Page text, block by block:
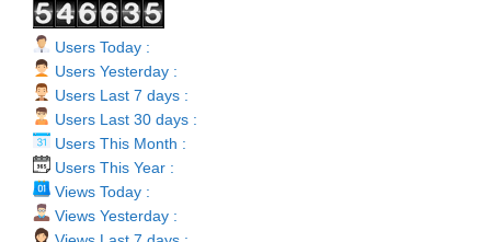
Users Today :
Users Yesterday :
Users Last 7 days :
Users Last 30 days :
Users This Month :
Users This Year :
Views Today :
Views Yesterday :